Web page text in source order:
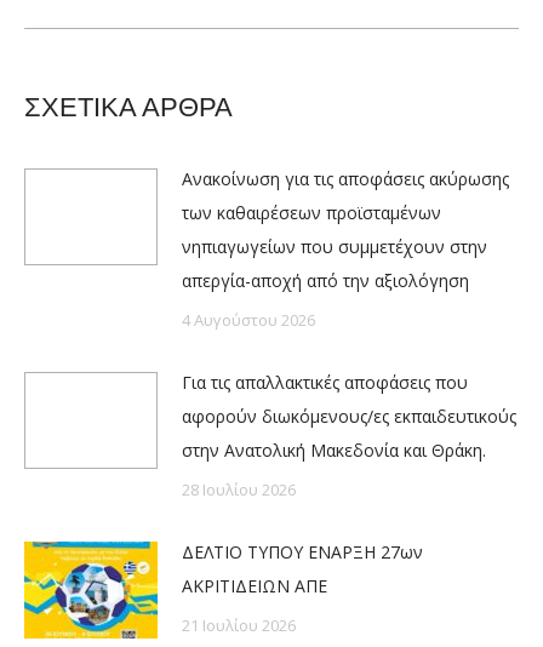
ΣΧΕΤΙΚΑ ΑΡΘΡΑ
Ανακοίνωση για τις αποφάσεις ακύρωσης
των καθαιρέσεων προϊσταμένων
νηπιαγωγείων που συμμετέχουν στην
απεργία-αποχή από την αξιολόγηση
4 Αυγούστου 2026
Για τις απαλλακτικές αποφάσεις που
αφορούν διωκόμενους/ες εκπαιδευτικούς
στην Ανατολική Μακεδονία και Θράκη.
28 Ιουλίου 2026
ΔΕΛΤΙΟ ΤΥΠΟΥ ΕΝΑΡΞΗ 27ων
ΑΚΡΙΤΙΔΕΙΩΝ ΑΠΕ
21 Ιουλίου 2026